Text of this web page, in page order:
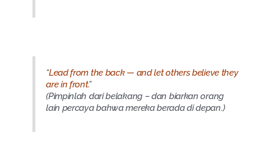
“Lead from the back — and let others believe they
are in front.”
(Pimpinlah dari belakang – dan biarkan orang
lain percaya bahwa mereka berada di depan.)